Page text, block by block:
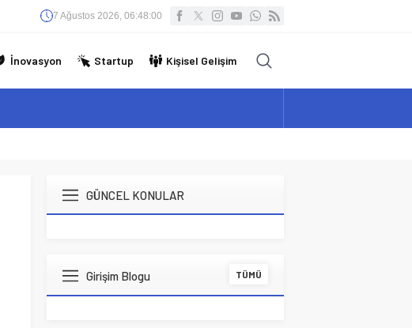
7 Ağustos 2026, 06:48:00
İnovasyon Startup Kişisel Gelişim
GÜNCEL KONULAR
Girişim Blogu TÜMÜ